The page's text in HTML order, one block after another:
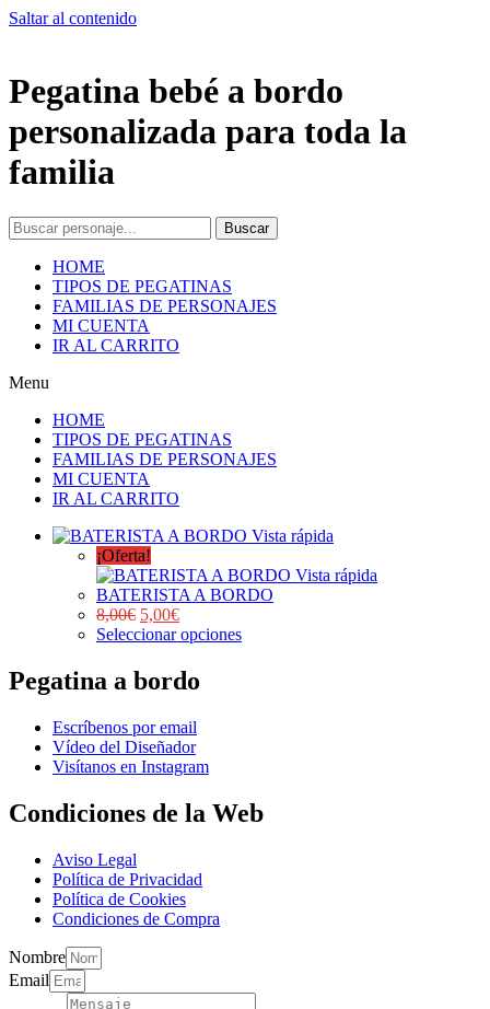
Saltar al contenido
Pegatina bebé a bordo
personalizada para toda la
familia
Buscar
HOME
TIPOS DE PEGATINAS
FAMILIAS DE PERSONAJES
MI CUENTA
IR AL CARRITO
Menu
HOME
TIPOS DE PEGATINAS
FAMILIAS DE PERSONAJES
MI CUENTA
IR AL CARRITO
Vista rápida
¡Oferta!
Vista rápida
BATERISTA A BORDO
8,00€ 5,00€
Seleccionar opciones
Pegatina a bordo
Escríbenos por email
Vídeo del Diseñador
Visítanos en Instagram
Condiciones de la Web
Aviso Legal
Política de Privacidad
Política de Cookies
Condiciones de Compra
Nombre
Email